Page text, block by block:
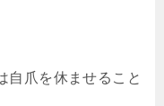
自爪を休ませること